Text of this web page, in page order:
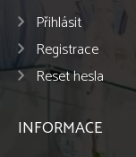
Přihlásit
Registrace
Reset hesla
INFORMACE